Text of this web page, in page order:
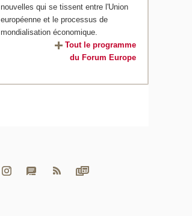
nouvelles qui se tissent entre l'Union
européenne et le processus de
mondialisation économique.
Tout le programme
du Forum Europe